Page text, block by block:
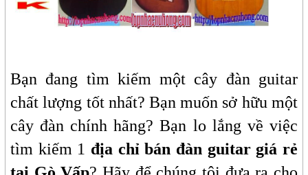
Bạn đang tìm kiếm một cây đàn guitar
chất lượng tốt nhất? Bạn muốn sở hữu một
cây đàn chính hãng? Bạn lo lắng về việc
tìm kiếm 1 địa chỉ bán đàn guitar giá rẻ